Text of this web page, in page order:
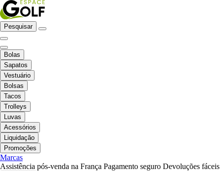
Pesquisar
Bolas
Sapatos
Vestuário
Bolsas
Tacos
Trolleys
Luvas
Acessórios
Liquidação
Promoções
Marcas
Assistência pós-venda na França Pagamento seguro Devoluções fáceis